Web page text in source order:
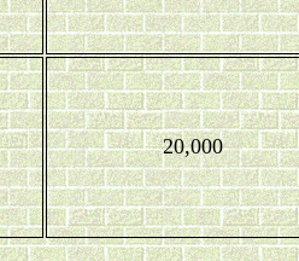
20,000